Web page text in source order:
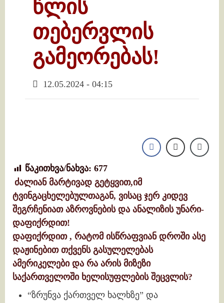
წლის
თებერვლის
გამეორებას!
12.05.2024 - 04:15
წაკითხვა/ნახვა: 677
ძალიან მარტივად გეტყვით,იმ
ტვინგაცხელებულთაგან, ვისაც ჯერ კიდევ
შეგრჩენიათ აზროვნების და ანალიზის უნარი-
დაფიქრდით!
დაფიქრდით , რატომ ისწრაფვიან დროში ასე
დაჟინებით თქვენს გასულელებას
ამერიკელები და რა არის მიზეზი
საქართველოში ხელისუფლების შეცვლის?
“ზრუნვა ქართველ ხალხზე” და